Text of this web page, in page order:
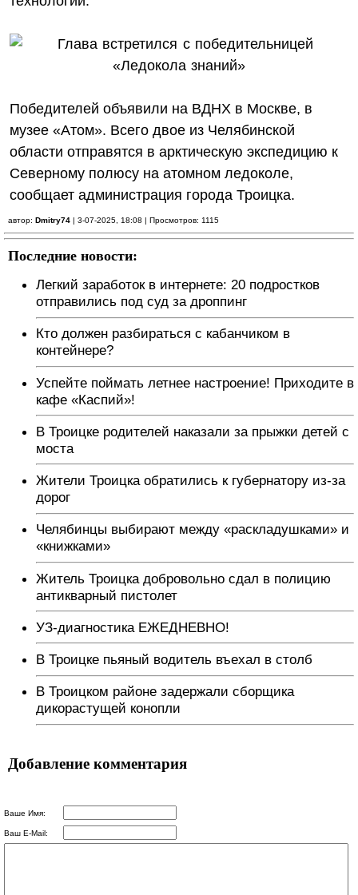
Победителей объявили на ВДНХ в Москве, в
музее «Атом». Всего двое из Челябинской
области отправятся в арктическую экспедицию к
Северному полюсу на атомном ледоколе,
сообщает администрация города Троицка.
автор: Dmitry74 | 3-07-2025, 18:08 | Просмотров: 1115
Последние новости:
Легкий заработок в интернете: 20 подростков
отправились под суд за дроппинг
Кто должен разбираться с кабанчиком в
контейнере?
Успейте поймать летнее настроение! Приходите в
кафе «Каспий»!
В Троицке родителей наказали за прыжки детей с
моста
Жители Троицка обратились к губернатору из-за
дорог
Челябинцы выбирают между «раскладушками» и
«книжками»
Житель Троицка добровольно сдал в полицию
антикварный пистолет
УЗ-диагностика ЕЖЕДНЕВНО!
В Троицке пьяный водитель въехал в столб
В Троицком районе задержали сборщика
дикорастущей конопли
Добавление комментария
Ваше Имя:
Ваш E-Mail: